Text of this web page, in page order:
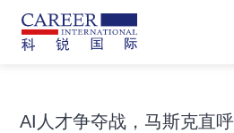
AI人才争夺战，马斯克直呼